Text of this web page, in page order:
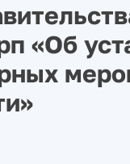
«Об